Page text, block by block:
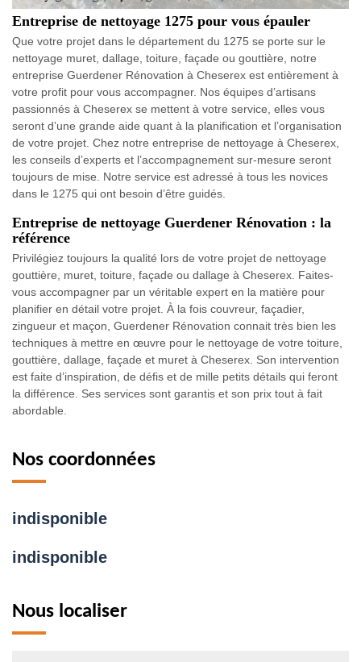
Entreprise de nettoyage 1275 pour vous épauler
Que votre projet dans le département du 1275 se porte sur le
nettoyage muret, dallage, toiture, façade ou gouttière, notre
entreprise Guerdener Rénovation à Cheserex est entièrement à
votre profit pour vous accompagner. Nos équipes d’artisans
passionnés à Cheserex se mettent à votre service, elles vous
seront d’une grande aide quant à la planification et l’organisation
de votre projet. Chez notre entreprise de nettoyage à Cheserex,
les conseils d’experts et l’accompagnement sur-mesure seront
toujours de mise. Notre service est adressé à tous les novices
dans le 1275 qui ont besoin d’être guidés.
Entreprise de nettoyage Guerdener Rénovation : la
référence
Privilégiez toujours la qualité lors de votre projet de nettoyage
gouttière, muret, toiture, façade ou dallage à Cheserex. Faites-
vous accompagner par un véritable expert en la matière pour
planifier en détail votre projet. À la fois couvreur, façadier,
zingueur et maçon, Guerdener Rénovation connait très bien les
techniques à mettre en œuvre pour le nettoyage de votre toiture,
gouttière, dallage, façade et muret à Cheserex. Son intervention
est faite d’inspiration, de défis et de mille petits détails qui feront
la différence. Ses services sont garantis et son prix tout à fait
abordable.
Nos coordonnées
indisponible
indisponible
Nous localiser